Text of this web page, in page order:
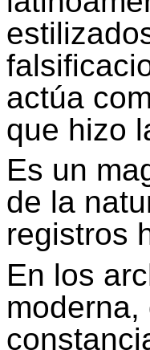
actúa
que hizo
Es un
de la
registros
En los